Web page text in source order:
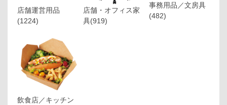
店舗運営用品
(1224)
店舗・オフィス家
具(919)
事務用品／文房具
(482)
飲食店／キッチン